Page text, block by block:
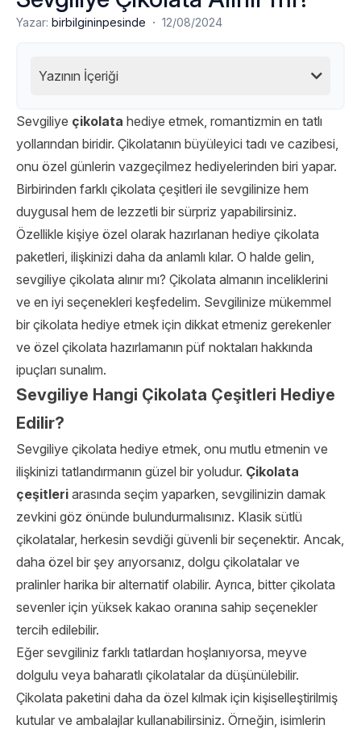
Yazar: birbilgininpesinde · 12/08/2024
Yazının İçeriği
Sevgiliye çikolata hediye etmek, romantizmin en tatlı
yollarından biridir. Çikolatanın büyüleyici tadı ve cazibesi,
onu özel günlerin vazgeçilmez hediyelerinden biri yapar.
Birbirinden farklı çikolata çeşitleri ile sevgilinize hem
duygusal hem de lezzetli bir sürpriz yapabilirsiniz.
Özellikle kişiye özel olarak hazırlanan hediye çikolata
paketleri, ilişkinizi daha da anlamlı kılar. O halde gelin,
sevgiliye çikolata alınır mı? Çikolata almanın inceliklerini
ve en iyi seçenekleri keşfedelim. Sevgilinize mükemmel
bir çikolata hediye etmek için dikkat etmeniz gerekenler
ve özel çikolata hazırlamanın püf noktaları hakkında
ipuçları sunalım.
Sevgiliye Hangi Çikolata Çeşitleri Hediye
Edilir?
Sevgiliye çikolata hediye etmek, onu mutlu etmenin ve
ilişkinizi tatlandırmanın güzel bir yoludur. Çikolata
çeşitleri arasında seçim yaparken, sevgilinizin damak
zevkini göz önünde bulundurmalısınız. Klasik sütlü
çikolatalar, herkesin sevdiği güvenli bir seçenektir. Ancak,
daha özel bir şey arıyorsanız, dolgu çikolatalar ve
pralinler harika bir alternatif olabilir. Ayrıca, bitter çikolata
sevenler için yüksek kakao oranına sahip seçenekler
tercih edilebilir.
Eğer sevgiliniz farklı tatlardan hoşlanıyorsa, meyve
dolgulu veya baharatlı çikolatalar da düşünülebilir.
Çikolata paketini daha da özel kılmak için kişiselleştirilmiş
kutular ve ambalajlar kullanabilirsiniz. Örneğin, isimlerin